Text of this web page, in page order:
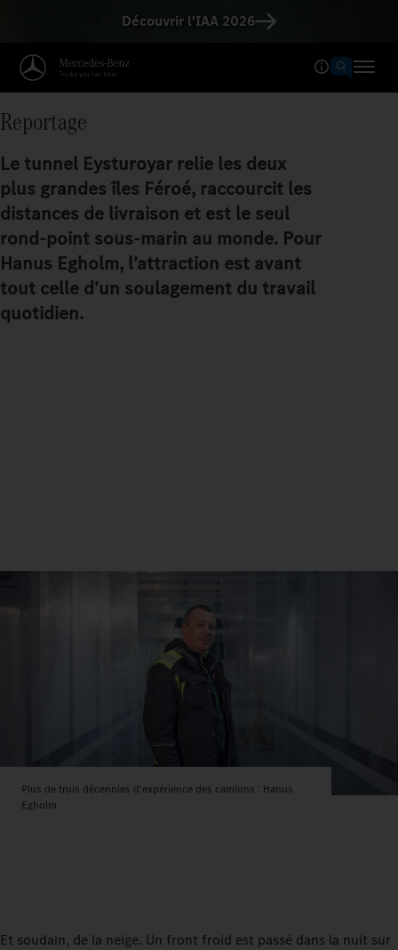
Découvrir l'IAA 2026
Reportage
Le tunnel Eysturoyar relie les deux
plus grandes îles Féroé, raccourcit les
distances de livraison et est le seul
rond-point sous-marin au monde. Pour
Hanus Egholm, l’attraction est avant
tout celle d’un soulagement du travail
quotidien.
Plus de trois décennies d’expérience des camions : Hanus
Egholm.
Et soudain, de la neige. Un front froid est passé dans la nuit sur